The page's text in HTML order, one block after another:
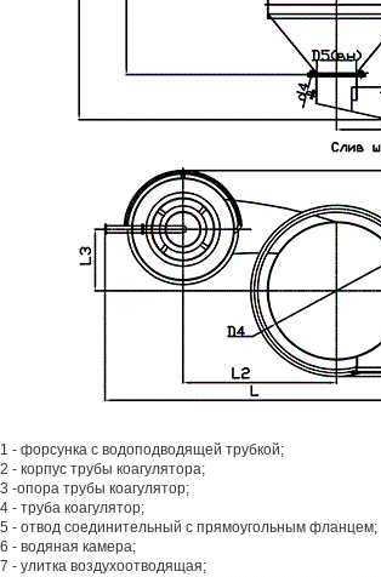
1 - форсунка с водоподводящей трубкой;
2 - корпус трубы коагулятора;
3 -опора трубы коагулятор;
4 - труба коагулятор;
5 - отвод соединительный с прямоугольным фланцем;
6 - водяная камера;
7 - улитка воздухоотводящая;